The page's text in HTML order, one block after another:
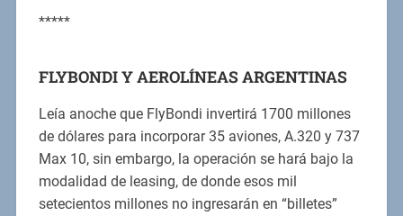
*****
FLYBONDI Y AEROLÍNEAS ARGENTINAS
Leía anoche que FlyBondi invertirá 1700 millones
de dólares para incorporar 35 aviones, A.320 y 737
Max 10, sin embargo, la operación se hará bajo la
modalidad de leasing, de donde esos mil
setecientos millones no ingresarán en “billetes”